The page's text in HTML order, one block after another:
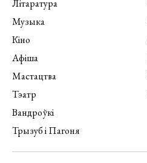
Літаратура
Музыка
Кіно
Афіша
Мастацтва
Тэатр
Вандроўкі
Трызуб і Пагоня